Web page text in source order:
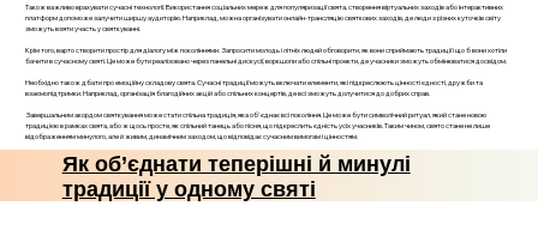
Також важливо врахувати сучасні технології. Використання соціальних мереж для популяризації свята, створення віртуальних заходів або інтерактивних
платформ допоможе залучити ширшу аудиторію. Наприклад, можна організувати онлайн-трансляцію святкових заходів, де люди з різних куточків світу
зможуть взяти участь у святкуванні.
Крім того, варто створити простір для діалогу між поколіннями. Запросити молодь і літніх людей обговорити, як вони сприймають традиції і що б вони хотіли
бачити в сучасному святі. Це може бути реалізовано через панельні дискусії, воркшопи або спільні проекти, де учасники зможуть обмінюватися досвідом.
Необхідно також дбати про емоційну складову свята. Сучасні традиції можуть включати елементи, які підкреслюють цінності єдності, дружби та
взаємопідтримки. Наприклад, організація благодійних акцій або спільних концертів, де всі зможуть долучитися до добрих справ.
Завершальним акордом святкування може стати спільна традиція, яка об'єднає всі покоління. Це може бути символічний ритуал, який стане новою
традицією в рамках свята, або ж щось просте, як спільний танець або пісня, що підкреслить єдність усіх учасників. Таким чином, свято стане не лише
відображенням минулого, але й живим, динамічним заходом, що відповідає сучасним вимогам і цінностям.
Як об’єднати теперішні й минулі
традиції у одному святі